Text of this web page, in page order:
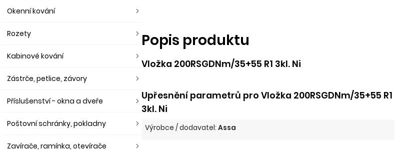
Popis produktu
Vložka 200RSGDNm/35+55 R1 3kl. Ni
Upřesnění parametrů pro Vložka 200RSGDNm/35+55 R1
3kl. Ni
Výrobce / dodavatel:Assa
Okenní kování
Rozety
Kabinové kování
Zástrče, petlice, závory
Příslušenství - okna a dveře
Poštovní schránky, pokladny
Zavírače, ramínka, otevírače